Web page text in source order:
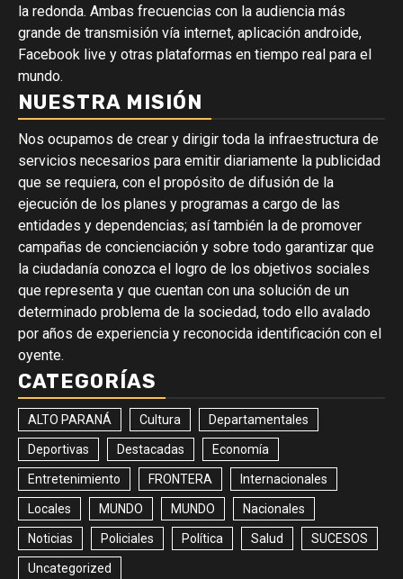
la redonda. Ambas frecuencias con la audiencia más
grande de transmisión vía internet, aplicación androide,
Facebook live y otras plataformas en tiempo real para el
mundo.
NUESTRA MISIÓN
Nos ocupamos de crear y dirigir toda la infraestructura de
servicios necesarios para emitir diariamente la publicidad
que se requiera, con el propósito de difusión de la
ejecución de los planes y programas a cargo de las
entidades y dependencias; así también la de promover
campañas de concienciación y sobre todo garantizar que
la ciudadanía conozca el logro de los objetivos sociales
que representa y que cuentan con una solución de un
determinado problema de la sociedad, todo ello avalado
por años de experiencia y reconocida identificación con el
oyente.
CATEGORÍAS
ALTO PARANÁ Cultura Departamentales
Deportivas Destacadas Economía
Entretenimiento FRONTERA Internacionales
Locales MUNDO MUNDO Nacionales
Noticias Policiales Política Salud SUCESOS
Uncategorized